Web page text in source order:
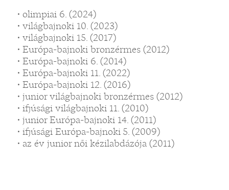
• olimpiai 6. (2024)
• világbajnoki 10. (2023)
• világbajnoki 15. (2017)
• Európa-bajnoki bronzérmes (2012)
• Európa-bajnoki 6. (2014)
• Európa-bajnoki 11. (2022)
• Európa-bajnoki 12. (2016)
• junior világbajnoki bronzérmes (2012)
• ifjúsági világbajnoki 11. (2010)
• junior Európa-bajnoki 14. (2011)
• ifjúsági Európa-bajnoki 5. (2009)
• az év junior női kézilabdázója (2011)